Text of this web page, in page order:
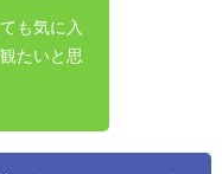
も気に入
たいと思